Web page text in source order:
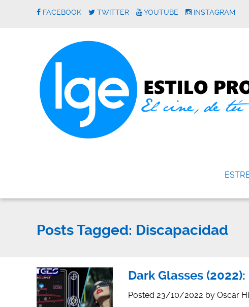
FACEBOOK TWITTER YOUTUBE INSTAGRAM
Posts Tagged: Discapacidad
Dark Glasses
Posted 23/10/2022 by Oscar